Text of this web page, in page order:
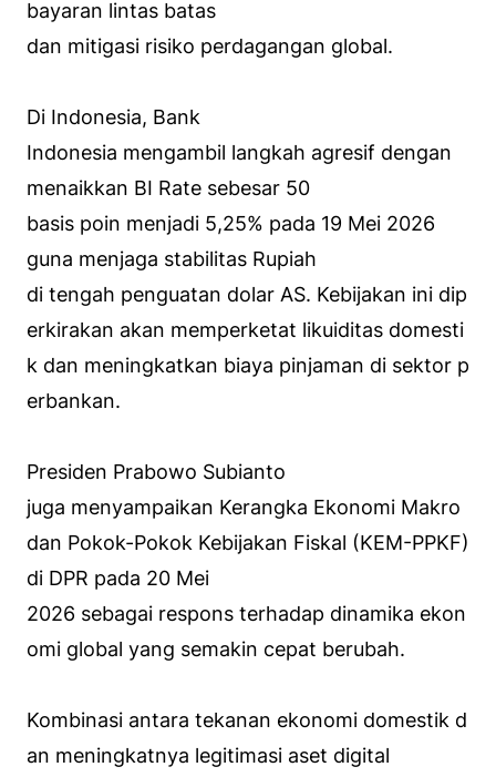
bayaran lintas batas
dan mitigasi risiko perdagangan global.
Di Indonesia, Bank
Indonesia mengambil langkah agresif dengan
menaikkan BI Rate sebesar 50
basis poin menjadi 5,25% pada 19 Mei 2026
guna menjaga stabilitas Rupiah
di tengah penguatan dolar AS. Kebijakan ini dip
erkirakan akan memperketat likuiditas domesti
k dan meningkatkan biaya pinjaman di sektor p
erbankan.
Presiden Prabowo Subianto
juga menyampaikan Kerangka Ekonomi Makro
dan Pokok-Pokok Kebijakan Fiskal (KEM-PPKF)
di DPR pada 20 Mei
2026 sebagai respons terhadap dinamika ekon
omi global yang semakin cepat berubah.
Kombinasi antara tekanan ekonomi domestik d
an meningkatnya legitimasi aset digital